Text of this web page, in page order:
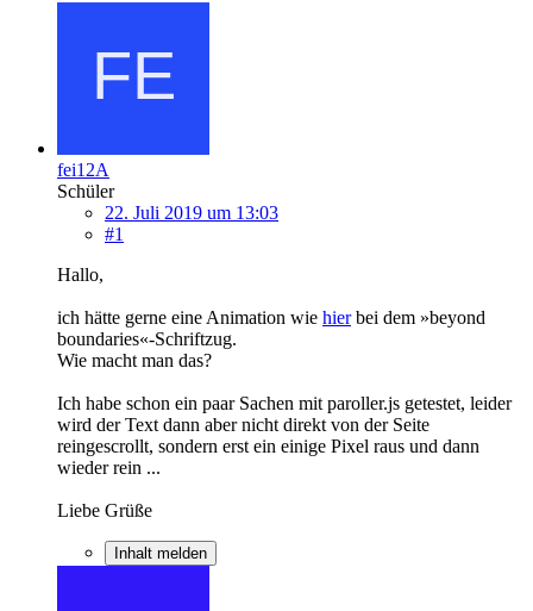
fei12A
Schüler
22. Juli 2019 um 13:03
#1
Hallo,
ich hätte gerne eine Animation wie hierbei dem »beyond
boundaries«-Schriftzug.
Wie macht man das?
Ich habe schon ein paar Sachen mit paroller.js getestet, leider
wird der Text dann aber nicht direkt von der Seite
reingescrollt, sondern erst ein einige Pixel raus und dann
wieder rein ...
Liebe Grüße
Inhalt melden